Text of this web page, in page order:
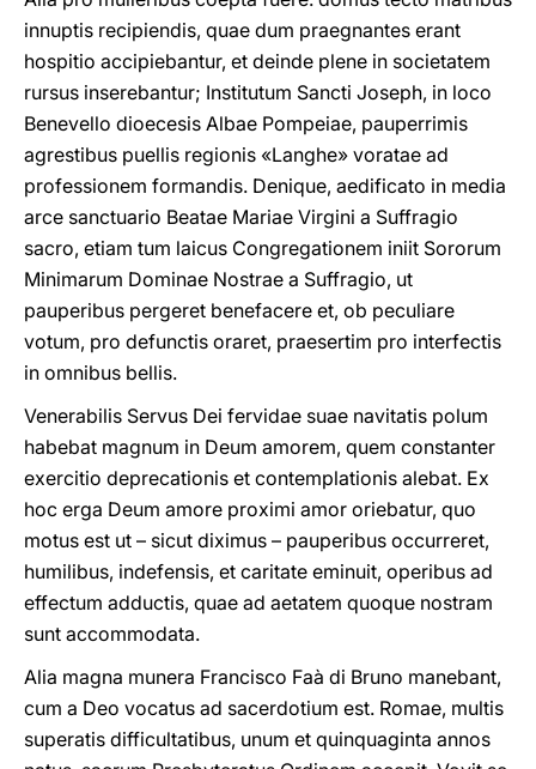
innuptis recipiendis, quae dum praegnantes erant
hospitio accipiebantur, et deinde plene in societatem
rursus inserebantur; Institutum Sancti Joseph, in loco
Benevello dioecesis Albae Pompeiae, pauperrimis
agrestibus puellis regionis «Langhe» voratae ad
professionem formandis. Denique, aedificato in media
arce sanctuario Beatae Mariae Virgini a Suffragio
sacro, etiam tum laicus Congregationem iniit Sororum
Minimarum Dominae Nostrae a Suffragio, ut
pauperibus pergeret benefacere et, ob peculiare
votum, pro defunctis oraret, praesertim pro interfectis
in omnibus bellis.
Venerabilis Servus Dei fervidae suae navitatis polum
habebat magnum in Deum amorem, quem constanter
exercitio deprecationis et contemplationis alebat. Ex
hoc erga Deum amore proximi amor oriebatur, quo
motus est ut – sicut diximus – pauperibus occurreret,
humilibus, indefensis, et caritate eminuit, operibus ad
effectum adductis, quae ad aetatem quoque nostram
sunt accommodata.
Alia magna munera Francisco Faà di Bruno manebant,
cum a Deo vocatus ad sacerdotium est. Romae, multis
superatis difficultatibus, unum et quinquaginta annos